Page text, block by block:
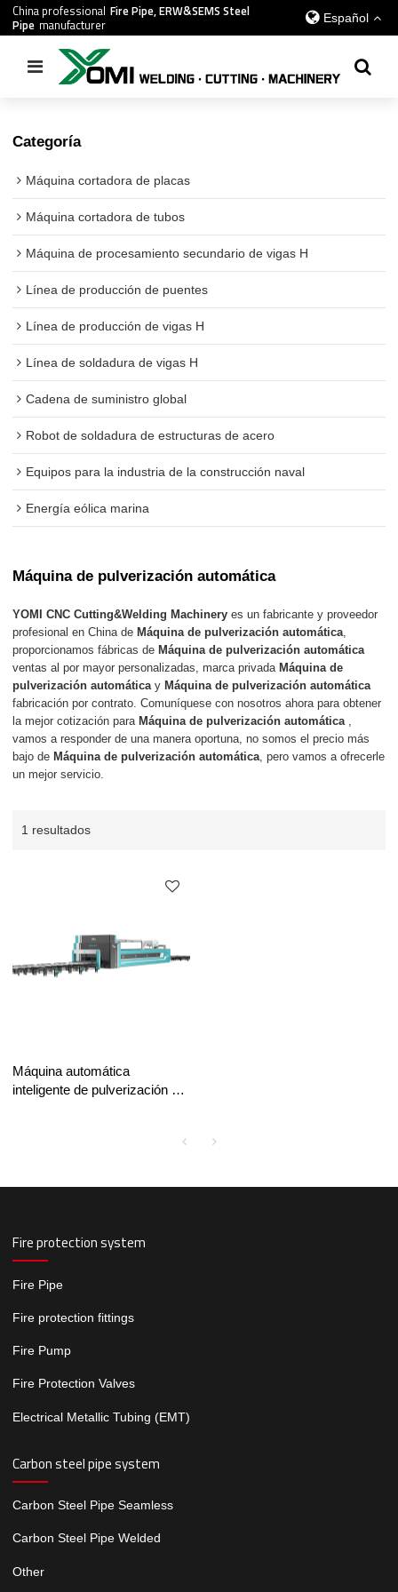
China professional Fire Pipe, ERW&SEMS Steel
Pipe manufacturer Español
todos / Máquina de pulverización automática
Categoría
Máquina cortadora de placas
Máquina cortadora de tubos
Máquina de procesamiento secundario de vigas H
Línea de producción de puentes
Línea de producción de vigas H
Línea de soldadura de vigas H
Cadena de suministro global
Robot de soldadura de estructuras de acero
Equipos para la industria de la construcción naval
Energía eólica marina
Máquina de pulverización automática
YOMI CNC Cutting&Welding Machinery es un fabricante y proveedor
profesional en China de Máquina de pulverización automática
proporcionamos fábricas de Máquina de pulverización automática
ventas al por mayor personalizadas, marca privada Máquina de
pulverización automática y Máquina de pulverización automática
fabricación por contrato. Comuníquese con nosotros ahora para obtener
la mejor cotización para Máquina de pulverización automática
vamos a responder de una manera oportuna, no somos el precio más
bajo de Máquina de pulverización automática , pero vamos a ofrecerle
un mejor servicio.
1 resultados
Máquina automática
inteligente de pulverización y
Fire protection system
Fire Pipe
Fire protection fittings
Fire Pump
Fire Protection Valves
Electrical Metallic Tubing (EMT)
Carbon steel pipe system
Carbon Steel Pipe Seamless
Carbon Steel Pipe Welded
Other